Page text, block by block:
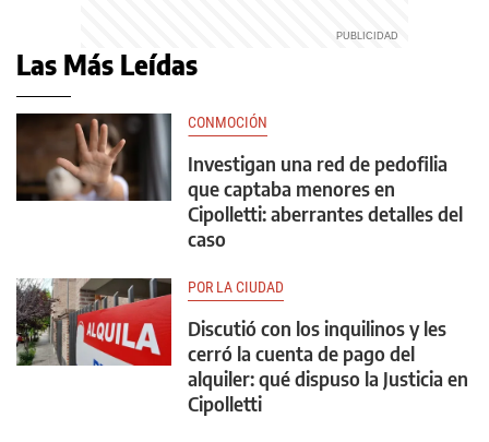
Las Más Leídas
CONMOCIÓN
Investigan una red de pedofilia
que captaba menores en
Cipolletti: aberrantes detalles del
caso
POR LA CIUDAD
Discutió con los inquilinos y les
cerró la cuenta de pago del
alquiler: qué dispuso la Justicia en
Cipolletti